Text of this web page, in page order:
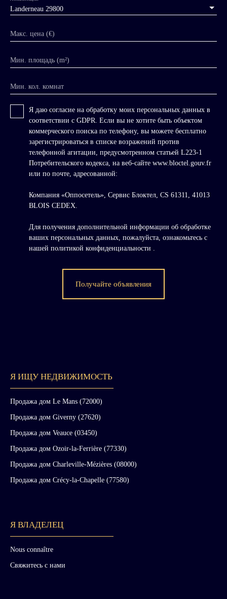
Landerneau 29800
Макс. цена (€)
Мин. площадь (m²)
Мин. кол. комнат
Я даю согласие на обработку моих персональных данных в
соответствии с GDPR. Если вы не хотите быть объектом
коммерческого поиска по телефону, вы можете бесплатно
зарегистрироваться в списке возражений против
телефонной агитации, предусмотренном статьей L223-1
Потребительского кодекса, на веб-сайте www.bloctel.gouv.fr
или по почте, адресованной:
Компания «Оппосетель», Сервис Блоктел, CS 61311, 41013
BLOIS CEDEX.
Для получения дополнительной информации об обработке
ваших персональных данных, пожалуйста, ознакомьтесь с
нашей политикой конфиденциальности .
Получайте объявления
Я ИЩУ НЕДВИЖИМОСТЬ
Продажа дом Le Mans (72000)
Продажа дом Giverny (27620)
Продажа дом Veauce (03450)
Продажа дом Ozoir-la-Ferrière (77330)
Продажа дом Charleville-Mézières (08000)
Продажа дом Crécy-la-Chapelle (77580)
Я ВЛАДЕЛЕЦ
Nous connaître
Свяжитесь с нами